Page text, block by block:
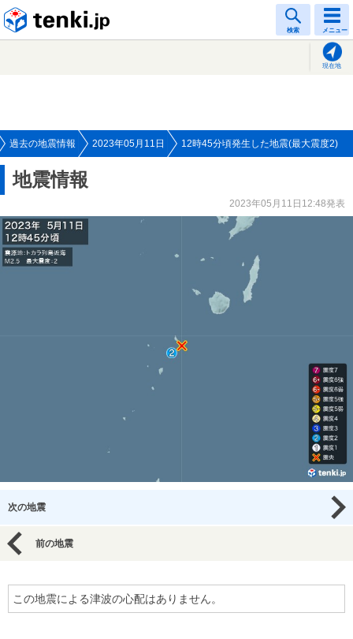
検索 メニュー
現在地
過去の地震情報 2023年05月11日 12時45分頃発生した地震(最大震度2)
地震情報
2023年05月11日12:48発表
次の地震
前の地震
この地震による津波の心配はありません。